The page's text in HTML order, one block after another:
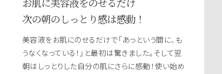
次の朝のしっとり感は感動！
美容液をお肌にのせるだけで「あっという間に、も
うなくなっている！」と最初は驚きました。そして翌
朝はしっとりした自分の肌にさらに感動！使い始め